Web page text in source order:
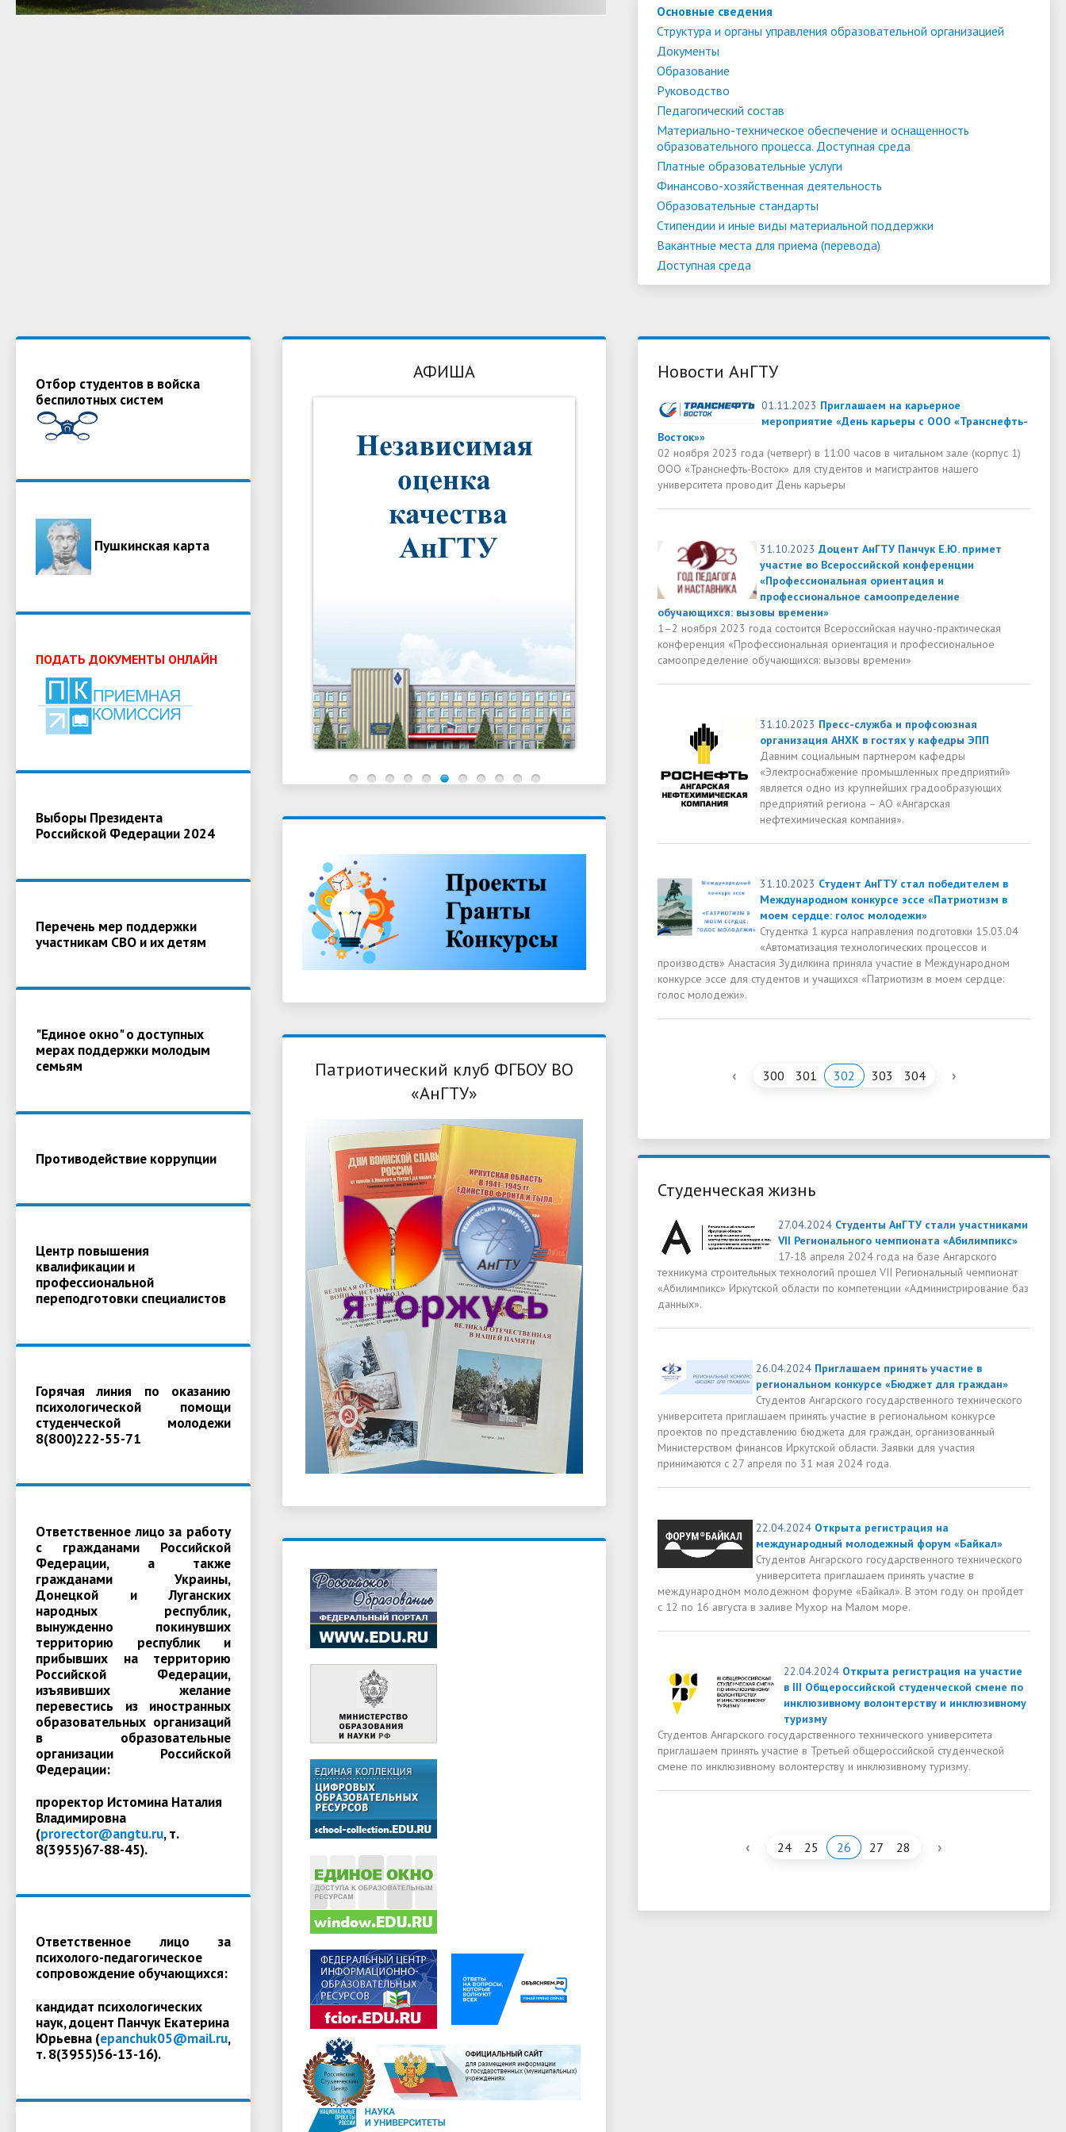
Основные сведения
Структура и органы управления образовательной организацией
Документы
Образование
Руководство
Педагогический состав
Материально-техническое обеспечение и оснащенность
образовательного процесса. Доступная среда
Платные образовательные услуги
Финансово-хозяйственная деятельность
Образовательные стандарты
Стипендии и иные виды материальной поддержки
Вакантные места для приема (перевода)
Доступная среда
Отбор студентов в войска
беспилотных систем
Пушкинская карта
ПОДАТЬ ДОКУМЕНТЫ ОНЛАЙН
Выборы Президента
Российской Федерации 2024
Перечень мер поддержки
участникам СВО и их детям
"Единое окно" о доступных
мерах поддержки молодым
семьям
Противодействие коррупции
Центр повышения
квалификации и
профессиональной
переподготовки специалистов
Горячая линия по оказанию
психологической помощи
студенческой молодежи
8(800)222-55-71
Ответственное лицо за работу
с гражданами Российской
Федерации, а также
гражданами Украины,
Донецкой и Луганских
народных республик,
вынужденно покинувших
территорию республик и
прибывших на территорию
Российской Федерации,
изъявивших желание
перевестись из иностранных
образовательных организаций
в образовательные
организации Российской
Федерации:
проректор Истомина Наталия
Владимировна
(prorector@angtu.ru, т.
8(3955)67-88-45).
Ответственное лицо за
психолого-педагогическое
сопровождение обучающихся:
кандидат психологических
наук, доцент Панчук Екатерина
Юрьевна (epanchuk05@mail.ru,
т. 8(3955)56-13-16).
АФИША
Патриотический клуб ФГБОУ ВО
«АнГТУ»
Новости АнГТУ
01.11.2023 Приглашаем на карьерное
мероприятие «День карьеры с ООО «Транснефть-
Восток»»
02 ноября 2023 года (четверг) в 11:00 часов в читальном зале (корпус 1)
ООО «Транснефть-Восток» для студентов и магистрантов нашего
университета проводит День карьеры
31.10.2023 Доцент АнГТУ Панчук Е.Ю. примет
участие во Всероссийской конференции
«Профессиональная ориентация и
профессиональное самоопределение
обучающихся: вызовы времени»
1–2 ноября 2023 года состоится Всероссийская научно-практическая
конференция «Профессиональная ориентация и профессиональное
самоопределение обучающихся: вызовы времени»
31.10.2023 Пресс-служба и профсоюзная
организация АНХК в гостях у кафедры ЭПП
Давним социальным партнером кафедры
«Электроснабжение промышленных предприятий»
является одно из крупнейших градообразующих
предприятий региона – АО «Ангарская
нефтехимическая компания».
31.10.2023 Студент АнГТУ стал победителем в
Международном конкурсе эссе «Патриотизм в
моем сердце: голос молодежи»
Студентка 1 курса направления подготовки 15.03.04
«Автоматизация технологических процессов и
производств» Анастасия Зудилкина приняла участие в Международном
конкурсе эссе для студентов и учащихся «Патриотизм в моем сердце:
голос молодежи».
‹ 300 301 302 303 304 ›
Студенческая жизнь
27.04.2024 Студенты АнГТУ стали участниками
VII Регионального чемпионата «Абилимпикс»
17-18 апреля 2024 года на базе Ангарского
техникума строительных технологий прошел VII Региональный чемпионат
«Абилимпикс» Иркутской области по компетенции «Администрирование баз
данных».
26.04.2024 Приглашаем принять участие в
региональном конкурсе «Бюджет для граждан»
Студентов Ангарского государственного технического
университета приглашаем принять участие в региональном конкурсе
проектов по представлению бюджета для граждан, организованный
Министерством финансов Иркутской области. Заявки для участия
принимаются с 27 апреля по 31 мая 2024 года.
22.04.2024 Открыта регистрация на
международный молодежный форум «Байкал»
Студентов Ангарского государственного технического
университета приглашаем принять участие в
международном молодежном форуме «Байкал». В этом году он пройдет
с 12 по 16 августа в заливе Мухор на Малом море.
22.04.2024 Открыта регистрация на участие
в III Общероссийской студенческой смене по
инклюзивному волонтерству и инклюзивному
туризму
Студентов Ангарского государственного технического университета
приглашаем принять участие в Третьей общероссийской студенческой
смене по инклюзивному волонтерству и инклюзивному туризму.
‹ 24 25 26 27 28 ›